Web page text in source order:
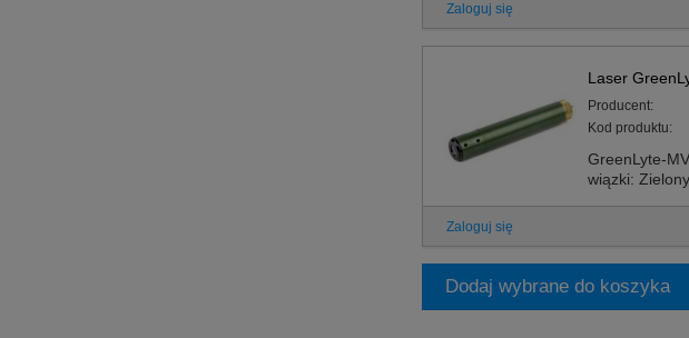
Zaloguj się
Laser
Producent:
Kod produktu:
GreenLyte-
wiązki: Zielony
Zaloguj się
Dodaj wybrane do koszyka